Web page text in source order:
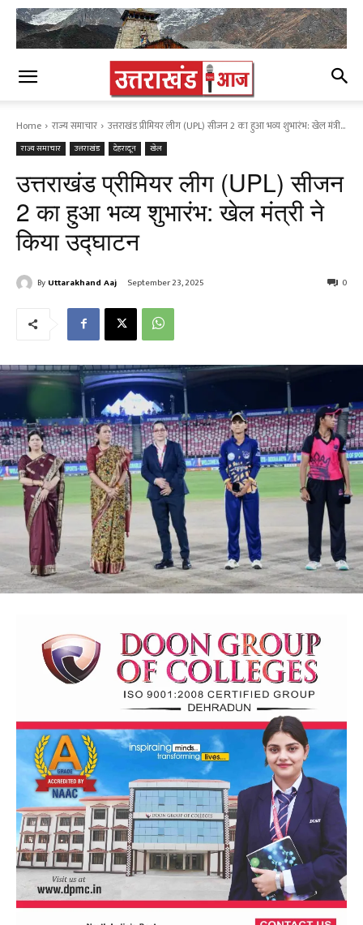
Home राज्य समाचार उत्तराखंड प्रीमियर लीग (UPL) सीजन 2 का हुआ भव्य शुभारंभ: खेल मंत्री...
राज्य समाचार उत्तराखंड देहरादून खेल
उत्तराखंड प्रीमियर लीग (UPL) सीजन
2 का हुआ भव्य शुभारंभ: खेल मंत्री ने
किया उद्घाटन
By Uttarakhand Aaj September 23, 2025 0